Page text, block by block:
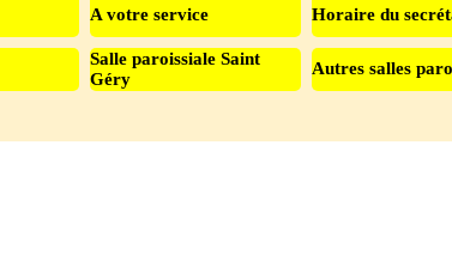
A votre service Horaire du
▼
Salle paroissiale Saint
Géry
Autres salles